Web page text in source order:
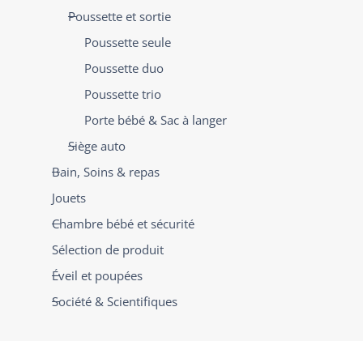
Poussette et sortie
Poussette seule
Poussette duo
Poussette trio
Porte bébé & Sac à langer
Siège auto
Bain, Soins & repas
Jouets
Chambre bébé et sécurité
Sélection de produit
Éveil et poupées
Société & Scientifiques